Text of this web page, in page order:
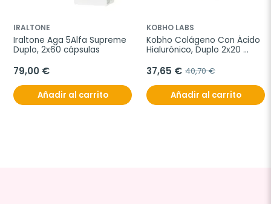
IRALTONE
Iraltone Aga 5Alfa Supreme
Duplo, 2x60 cápsulas
79,00 €
Añadir al carrito
KOBHO LABS
Kobho Colágeno Con Ácido
Hialurónico, Duplo 2x20
37,65 € 40,70 €
Añadir al carrito